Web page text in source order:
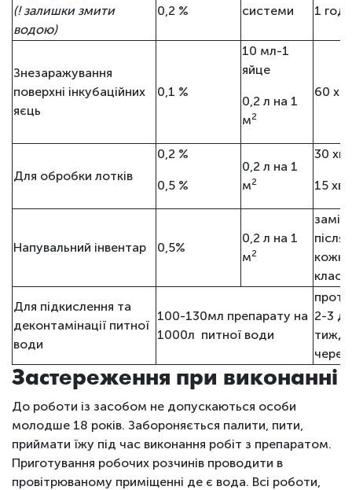
(! залишки змити
водою)
0,2 %
системи
1 год.
Знезаражування
поверхні інкубаційних
яєць
0,1 %
10 мл-1
яйце
0,2 л на 1
м2
60 хв.
Для обробки лотків
0,2 %
0,5 %
0,2 л на 1
м2
30 хв.
15 хв.
Напувальний інвентар 0,5%
0,2 л на 1
м2
після
Для підкислення та
деконтамінації питної
води
100-130мл препарату на
1000л питної води
2-3
Застереження при виконанні
До роботи із засобом не допускаються особи
молодше 18 років. Забороняється палити, пити,
приймати їжу під час виконання робіт з препаратом.
Приготування робочих розчинів проводити в
провітрюваному приміщенні де є вода. Всі роботи,